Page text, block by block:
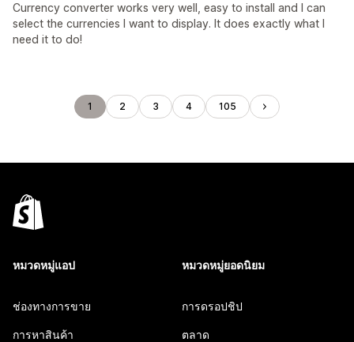
Currency converter works very well, easy to install and I can
select the currencies I want to display. It does exactly what I
need it to do!
1 2 3 4 105
หมวดหมู่แอป
ช่องทางการขาย
การหาสินค้า
หมวดหมู่ยอดนิยม
การดรอปชิป
ตลาด